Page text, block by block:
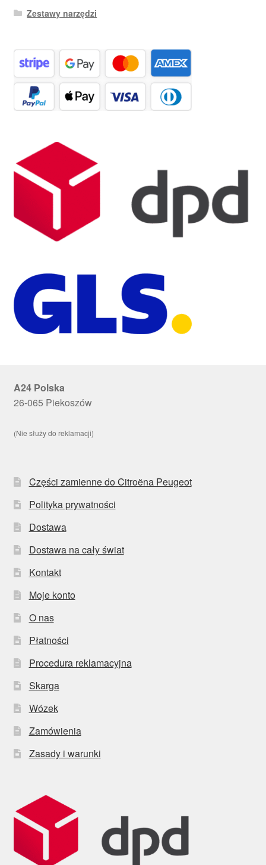
Zestawy narzędzi
A24 Polska
26-065 Piekoszów
(Nie służy do reklamacji)
Części zamienne do Citroëna Peugeot
Polityka prywatności
Dostawa
Dostawa na cały świat
Kontakt
Moje konto
O nas
Płatności
Procedura reklamacyjna
Skarga
Wózek
Zamówienia
Zasady i warunki